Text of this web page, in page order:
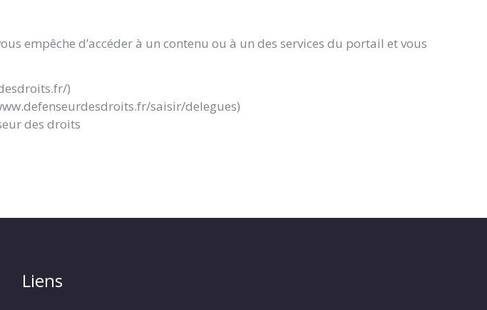
empêche d’accéder à un contenu ou à un des services du portail et vous
)
saisir/delegues)
des droits
Liens